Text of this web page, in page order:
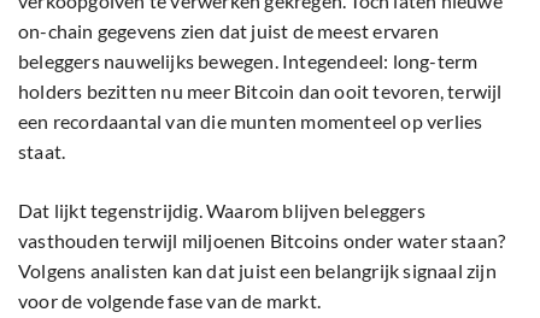
on-chain gegevens zien dat juist de meest ervaren
beleggers nauwelijks bewegen. Integendeel: long-term
holders bezitten nu meer Bitcoin dan ooit tevoren, terwijl
een recordaantal van die munten momenteel op verlies
staat.
Dat lijkt tegenstrijdig. Waarom blijven beleggers
vasthouden terwijl miljoenen Bitcoins onder water staan?
Volgens analisten kan dat juist een belangrijk signaal zijn
voor de volgende fase van de markt.